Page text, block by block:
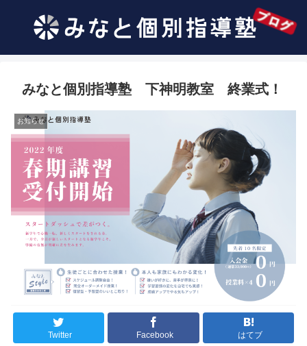
みなと個別指導塾 下神明教室 終業式！
お知らせ
Twitter Facebook はてブ